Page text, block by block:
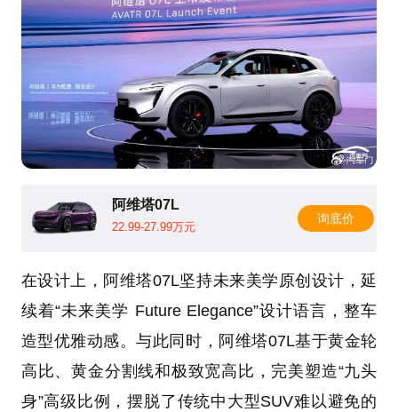
阿维塔07L
22.99-27.99万元
询底价
在设计上，阿维塔07L坚持未来美学原创设计，延
续着“未来美学 Future Elegance”设计语言，整车
造型优雅动感。与此同时，阿维塔07L基于黄金轮
高比、黄金分割线和极致宽高比，完美塑造“九头
身”高级比例，摆脱了传统中大型SUV难以避免的